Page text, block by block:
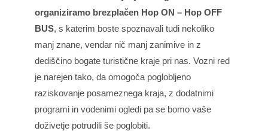
organiziramo brezplačen Hop ON – Hop OFF
BUS, s katerim boste spoznavali tudi nekoliko
manj znane, vendar nič manj zanimive in z
dediščino bogate turistične kraje pri nas. Vozni red
je narejen tako, da omogoča poglobljeno
raziskovanje posameznega kraja, z dodatnimi
programi in vodenimi ogledi pa se bomo vaše
doživetje potrudili še poglobiti.